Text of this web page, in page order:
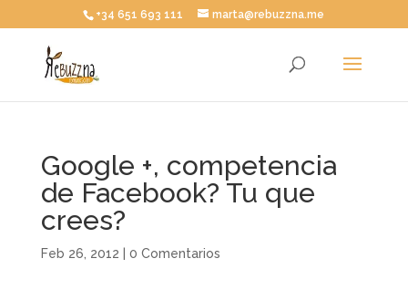
+34 651 693 111 marta@rebuzzna.me
Google +, competencia
de Facebook? Tu que
crees?
Feb 26, 2012 0 Comentarios